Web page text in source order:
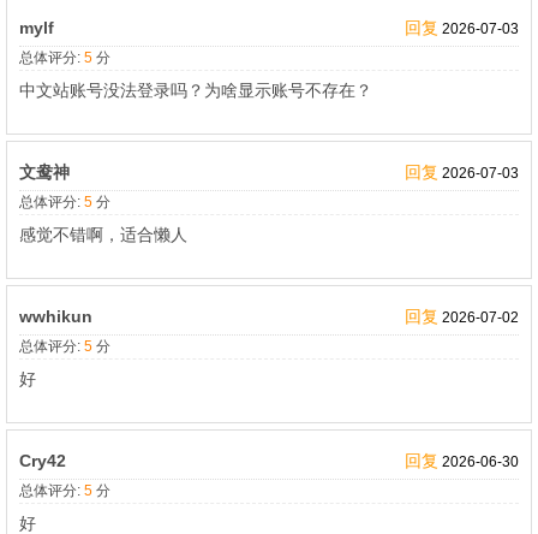
mylf 回复 2026-07-03
总体评分: 5 分
中文站账号没法登录吗？为啥显示账号不存在？
文鸯神 回复 2026-07-03
总体评分: 5 分
感觉不错啊，适合懒人
wwhikun 回复 2026-07-02
总体评分: 5 分
好
Cry42 回复 2026-06-30
总体评分: 5 分
好